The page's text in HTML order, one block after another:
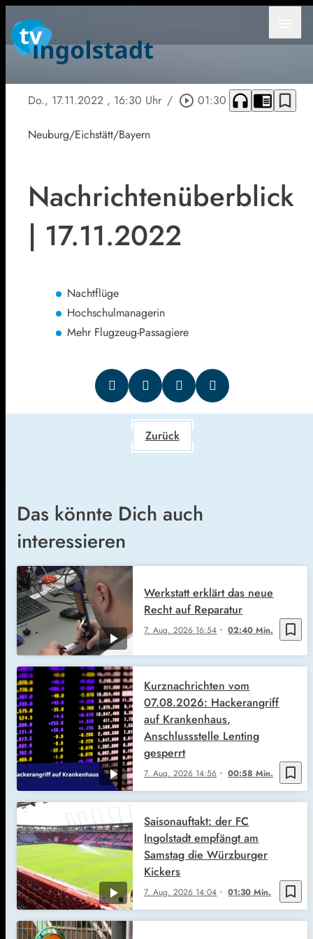
Do., 17.11.2022 , 16:30 Uhr / play_circle_outline 01:30 headphones chrome_reader_mode bookmark_border
Neuburg/Eichstätt/Bayern
Nachrichtenüberblick
| 17.11.2022
Nachtflüge
Hochschulmanagerin
Mehr Flugzeug-Passagiere
Zurück
Das könnte Dich auch
interessieren
bookmark_border
7. Aug. 2026 16:54 02:40 Min.
Werkstatt erklärt das neue
Recht auf Reparatur
bookmark_border
7. Aug. 2026 14:56 00:58 Min.
Kurznachrichten vom
07.08.2026: Hackerangriff
auf Krankenhaus,
Anschlussstelle Lenting
gesperrt
bookmark_border
7. Aug. 2026 14:04 01:30 Min.
Saisonauftakt: der FC
Ingolstadt empfängt am
Samstag die Würzburger
Kickers